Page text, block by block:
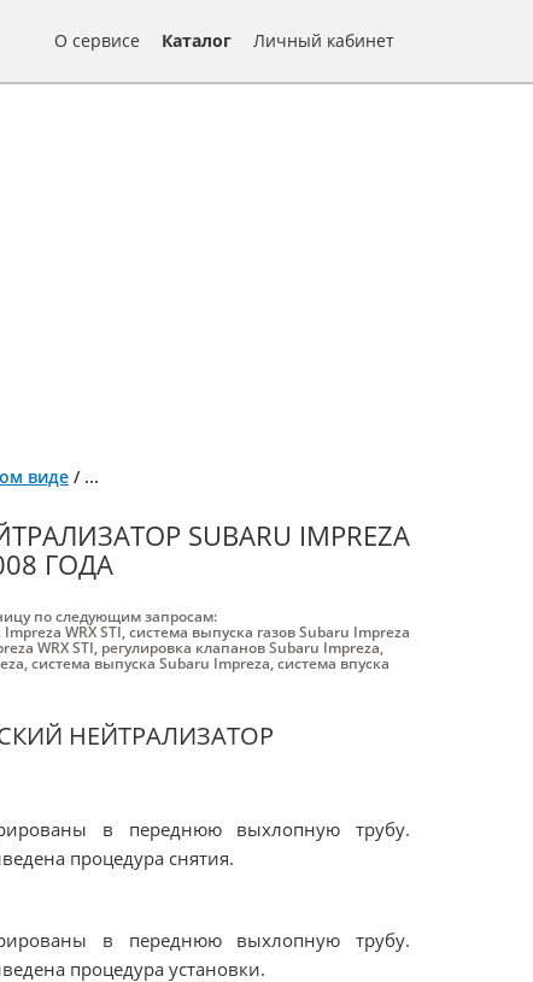
О сервисе Каталог Личный кабинет
виде / ...
SUBARU IMPREZA
ГОДА
по следующим запросам:
WRX STI,система выпуска газов Subaru Impreza
WRX STI, регулировка клапанов Subaru Impreza,
,система выпуска Subaru Impreza,система впуска
НЕЙТРАЛИЗАТОР
в переднюю выхлопную трубу.
процедура снятия.
в переднюю выхлопную трубу.
процедура установки.